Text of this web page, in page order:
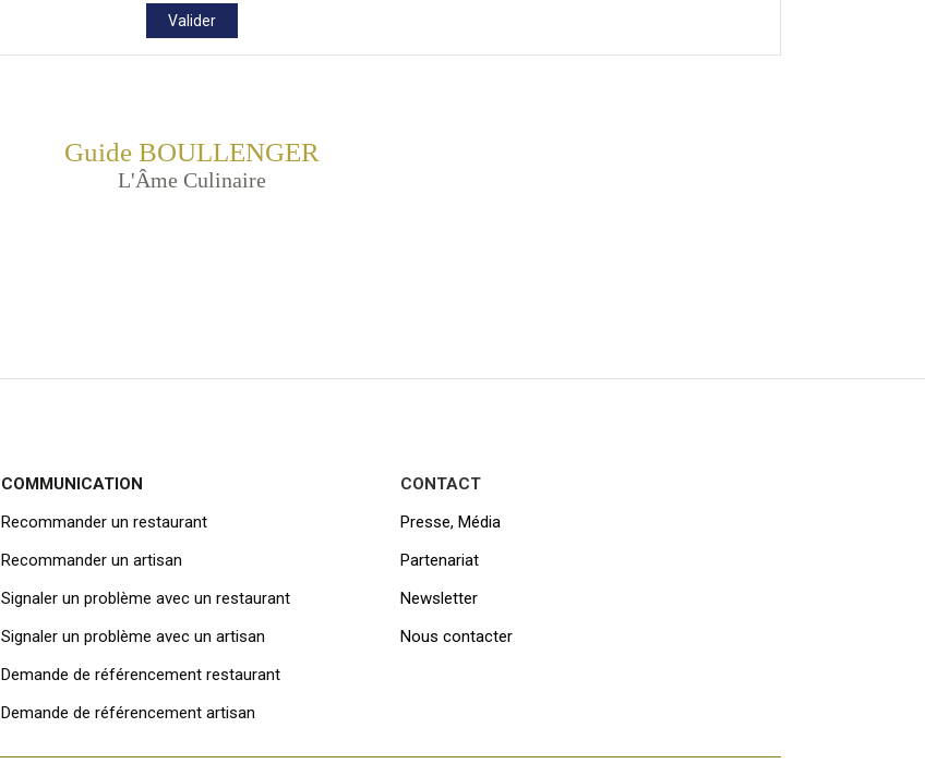
Valider
Guide BOULLENGER
L'Âme Culinaire
COMMUNICATION
Recommander un restaurant
Recommander un artisan
Signaler un problème avec un restaurant
Signaler un problème avec un artisan
Demande de référencement restaurant
Demande de référencement artisan
CONTACT
Presse, Média
Partenariat
Newsletter
Nous contacter